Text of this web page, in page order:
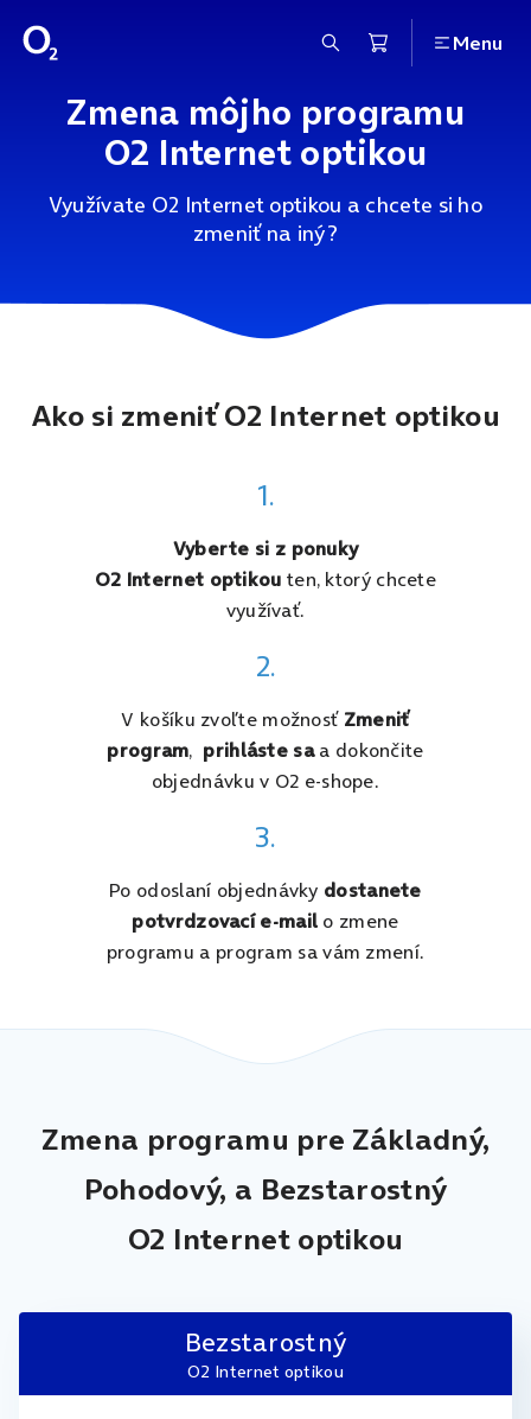
Menu
Zmena môjho programu
O2 Internet optikou
Využívate O2 Internet optikou a chcete si ho
zmeniť na iný?
Ako si zmeniť O2 Internet optikou
1.
Vyberte si z ponuky
O2 Internet optikou ten, ktorý chcete
využívať.
2.
V košíku zvoľte možnosť Zmeniť
program, prihláste saa dokončite
objednávku v O2 e-shope.
3.
Po odoslaní objednávky dostanete
potvrdzovací e-mail o zmene
programu a program sa vám zmení.
Zmena programu pre Základný,
Pohodový, a Bezstarostný
O2 Internet optikou
Bezstarostný
O2 Internet optikou